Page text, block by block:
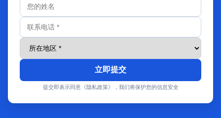
立即提交
提交即表示同意《隐私政策》，我们将保护您的信息安全